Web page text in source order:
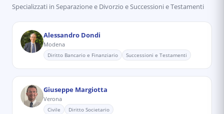
Specializzati in Separazione e Divorzio e Successioni e Testamenti
Alessandro Dondi
Modena
Diritto Bancario e Finanziario Successioni e Testamenti
Giuseppe Margiotta
Verona
Civile Diritto Societario